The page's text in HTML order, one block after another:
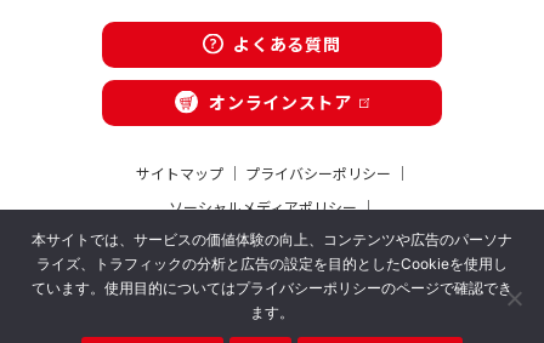
よくある質問
オンラインストア
サイトマップ｜ プライバシーポリシー ｜
ソーシャルメディアポリシー｜
ソーシャルメディア利用規約｜
カスタマーハラスメントに対する基本方針｜
情報セキュリティ基本方針
本サイトでは、サービスの価値体験の向上、コンテンツや広告のパーソナ
ライズ、トラフィックの分析と広告の設定を目的としたCookieを使用し
ています。使用目的についてはプライバシーポリシーのページで確認でき
ます。